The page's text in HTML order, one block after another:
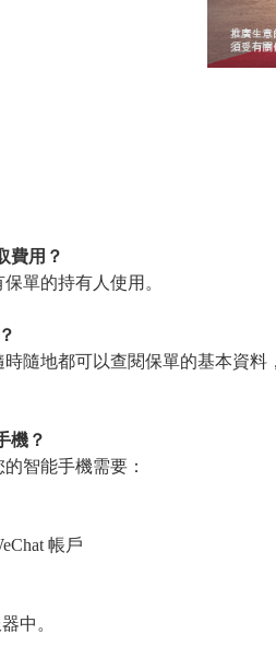
費用？
單的持有人使用。
隨地都可以查閱保單的基本資料
機？
智能手機需要：
帳戶
中。